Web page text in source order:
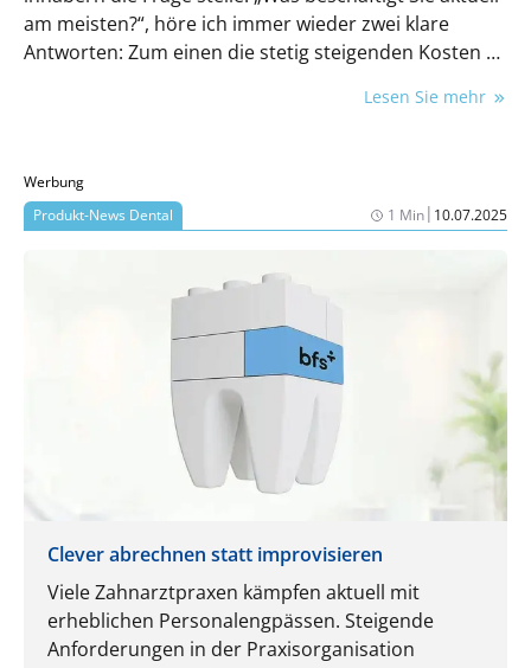
am meisten?“, höre ich immer wieder zwei klare
Antworten: Zum einen die stetig steigenden Kosten –
Steuerlast, die am Ende kaum Handlungsspielraum
Lesen Sie mehr
Werbung
Produkt-News Dental
1 Min| 10.07.2025
Clever abrechnen statt improvisieren
Viele Zahnarztpraxen kämpfen aktuell mit
erheblichen Personalengpässen. Steigende
Anforderungen in der Praxisorganisation